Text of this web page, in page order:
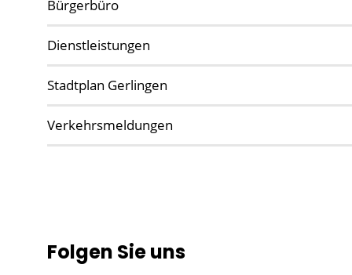
Bürgerbüro
Dienstleistungen
Stadtplan Gerlingen
Verkehrsmeldungen
Folgen Sie uns